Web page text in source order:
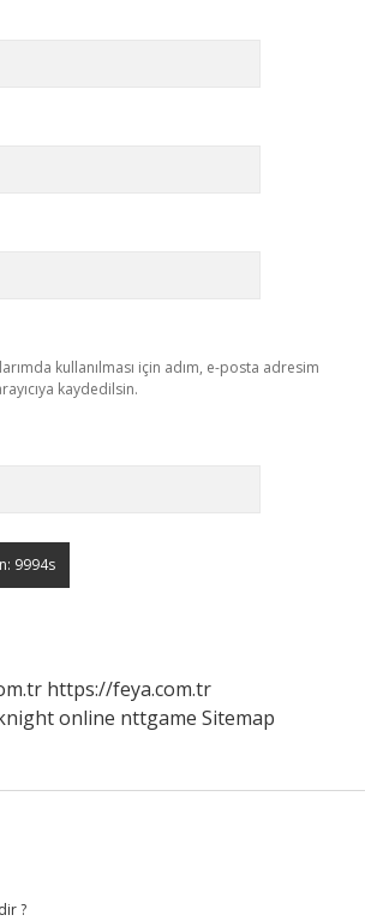
kullanılması için adım, e-posta adresim
kaydedilsin.
https://feya.com.tr
online nttgame Sitemap
?